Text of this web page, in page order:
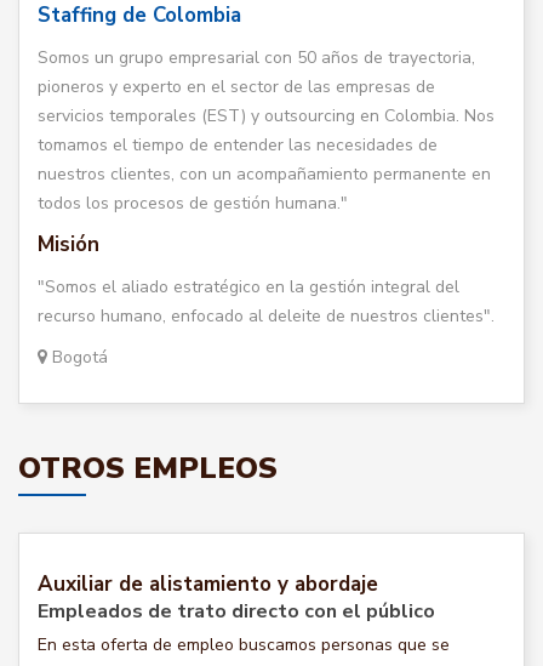
Staffing de Colombia
Somos un grupo empresarial con 50 años de trayectoria,
pioneros y experto en el sector de las empresas de
servicios temporales (EST) y outsourcing en Colombia. Nos
tomamos el tiempo de entender las necesidades de
nuestros clientes, con un acompañamiento permanente en
todos los procesos de gestión humana."
Misión
"Somos el aliado estratégico en la gestión integral del
recurso humano, enfocado al deleite de nuestros clientes".
Bogotá
OTROS EMPLEOS
Auxiliar de alistamiento y abordaje
Empleados de trato directo con el público
En esta oferta de empleo buscamos personas que se